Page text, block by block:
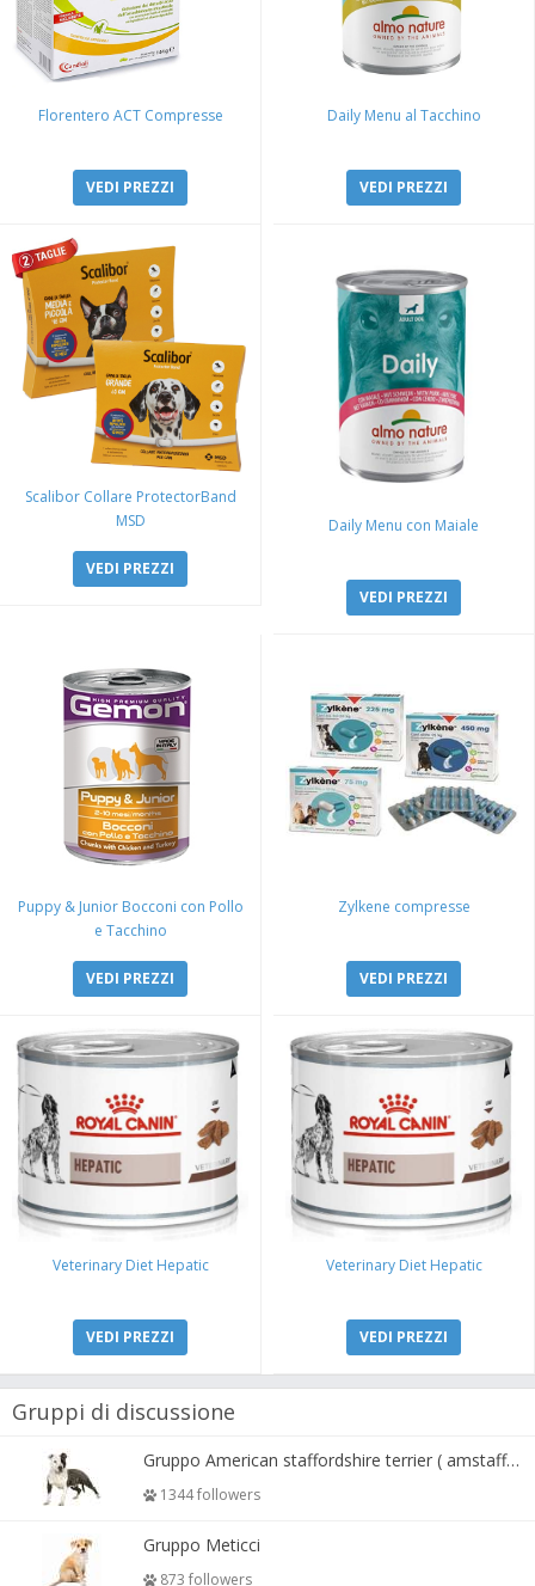
Florentero ACT Compresse
VEDI PREZZI
Daily Menu al Tacchino
VEDI PREZZI
Scalibor Collare ProtectorBand
MSD
VEDI PREZZI
Daily Menu con Maiale
VEDI PREZZI
Puppy & Junior Bocconi con Pollo
e Tacchino
VEDI PREZZI
Zylkene compresse
VEDI PREZZI
Veterinary Diet Hepatic
VEDI PREZZI
Veterinary Diet Hepatic
VEDI PREZZI
Gruppi di discussione
Gruppo American staffordshire terrier ( amstaff, amastaff )
1344 followers
Gruppo Meticci
873 followers